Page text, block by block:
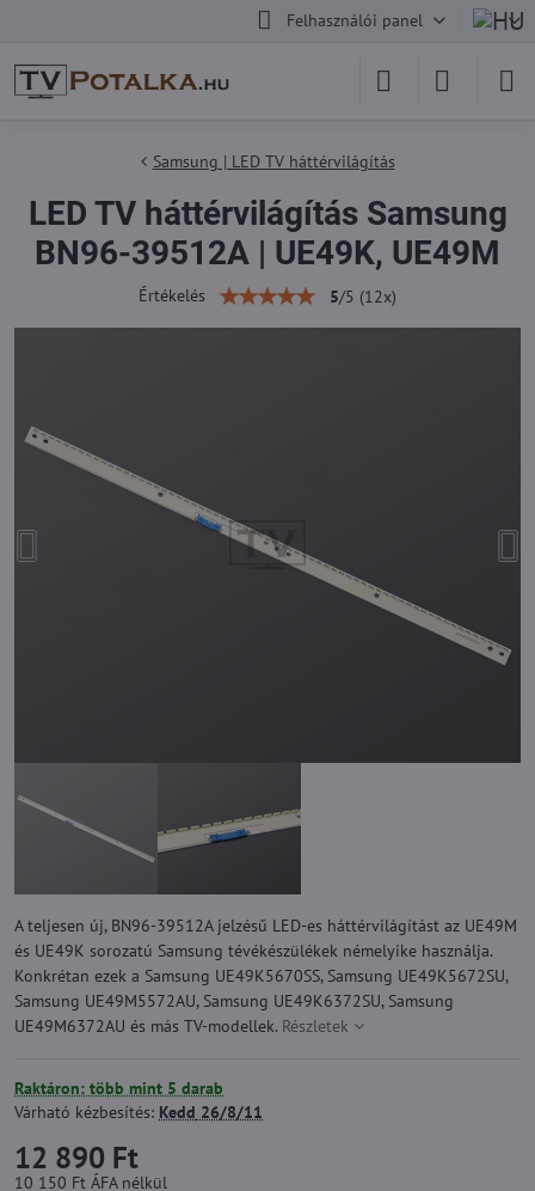
Felhasználói panel
Samsung | LED TV háttérvilágítás
LED TV háttérvilágítás Samsung
BN96-39512A | UE49K, UE49M
Értékelés 5/5 (12x)
A teljesen új, BN96-39512A jelzésű LED-es háttérvilágítást az UE49M
és UE49K sorozatú Samsung tévékészülékek némelyike használja.
Konkrétan ezek a Samsung UE49K5670SS, Samsung UE49K5672SU,
Samsung UE49M5572AU, Samsung UE49K6372SU, Samsung
UE49M6372AU és más TV-modellek. Részletek
Raktáron: több mint 5 darab
Várható kézbesítés: Kedd 26/8/11
12 890 Ft
10 150 Ft ÁFA nélkül